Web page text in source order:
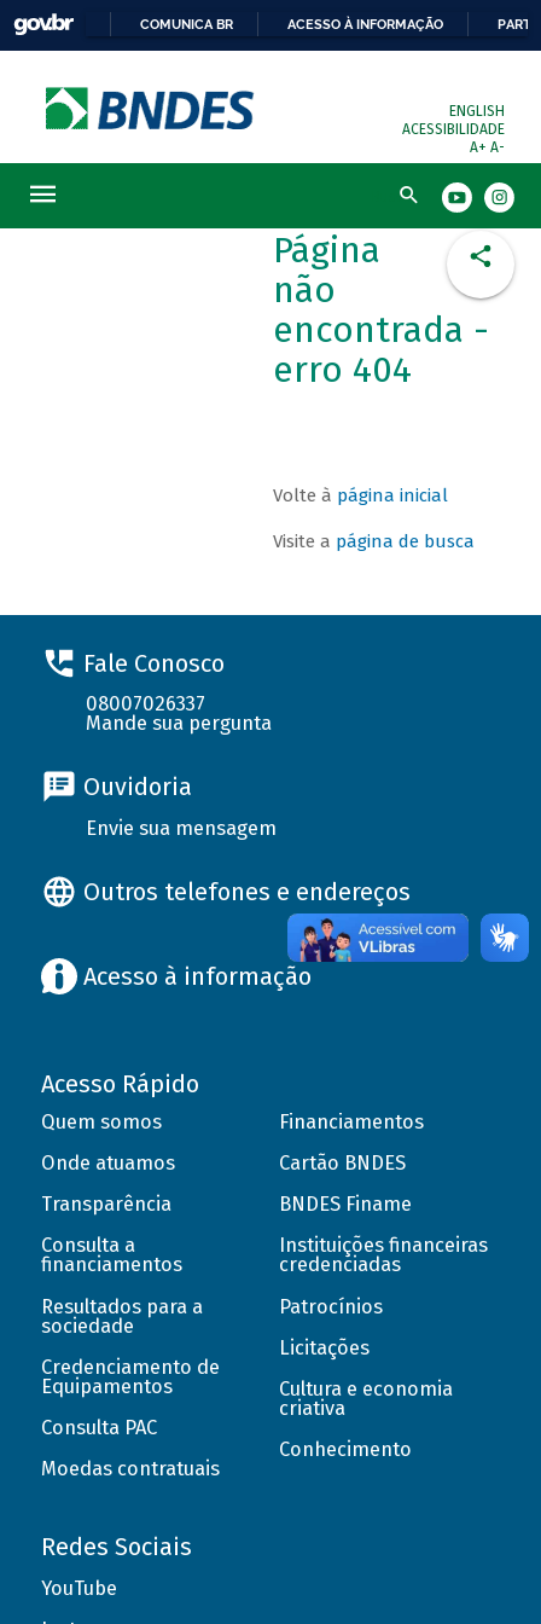
COMUNICA BR ACESSO À INFORMAÇÃO
ENGLISH
ACESSIBILIDADE
A+ A-
Busca
Página
não
encontrada -
erro 404
Volte à página inicial
Visite a página de busca
Fale Conosco
08007026337
Mande sua pergunta
Ouvidoria
Envie sua mensagem
Outros telefones e endereços
Acesso à informação
Acesso Rápido
Quem somos
Onde atuamos
Transparência
Consulta a
financiamentos
Resultados para a
sociedade
Credenciamento de
Equipamentos
Consulta PAC
Moedas contratuais
Financiamentos
Cartão BNDES
BNDES Finame
Instituições financeiras
credenciadas
Patrocínios
Licitações
Cultura e economia
criativa
Conhecimento
Redes Sociais
YouTube